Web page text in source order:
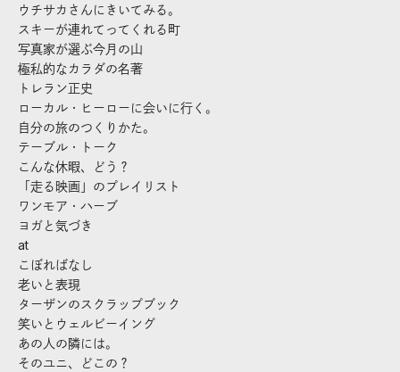
ウチサカさんにきいてみる。
スキーが連れてってくれる町
写真家が選ぶ今月の山
極私的なカラダの名著
トレラン正史
ローカル・ヒーローに会いに行く。
自分の旅のつくりかた。
テーブル・トーク
こんな休暇、どう？
「走る映画」のプレイリスト
ワンモア・ハーブ
ヨガと気づき
at
こぼればなし
老いと表現
ターザンのスクラップブック
笑いとウェルビーイング
あの人の隣には。
そのユニ、どこの？